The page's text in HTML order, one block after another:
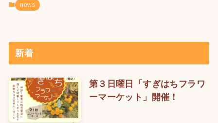
news
新着
第３日曜日「すぎはちフラワ
ーマーケット」開催！